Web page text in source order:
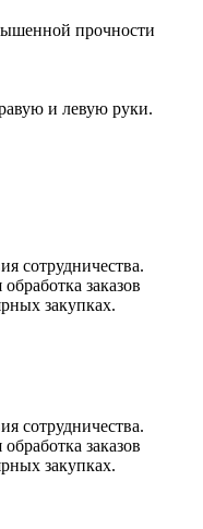
прочности
и левую руки.
сотрудничества.
заказов
закупках.
сотрудничества.
заказов
закупках.